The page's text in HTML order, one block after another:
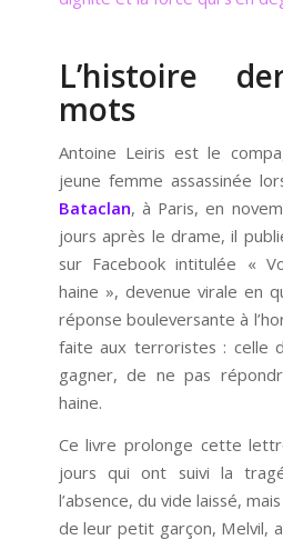
L’histoire
mots
Antoine Leiris est le
jeune femme assassinée
Bataclan, à Paris, en
jours après le drame, il
sur Facebook intitulée «
haine », devenue virale en
réponse bouleversante à
faite aux terroristes : celle
gagner, de ne pas
haine.
Ce livre prolonge cette
jours qui ont suivi la
l’absence, du vide laissé,
de leur petit garçon, Melvil,